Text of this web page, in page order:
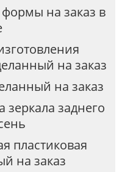
на заказ в
на заказ
на заказ
зеркала заднего
пластиковая
на заказ